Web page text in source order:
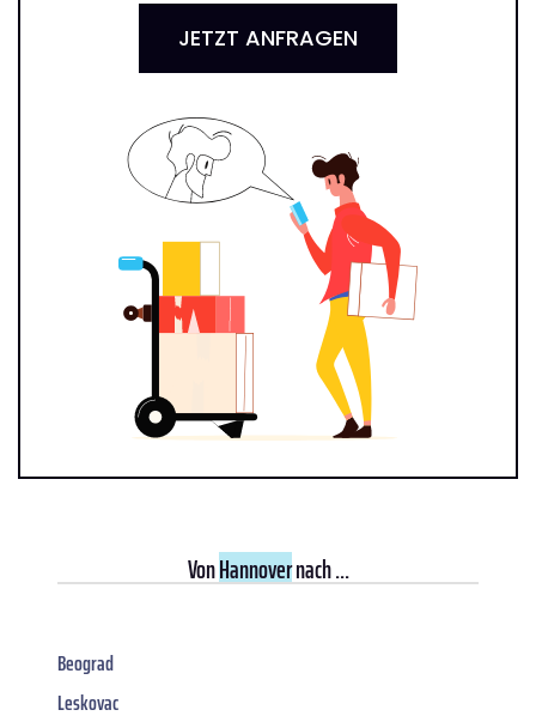
JETZT ANFRAGEN
VonHannovernach ...
Beograd
Leskovac